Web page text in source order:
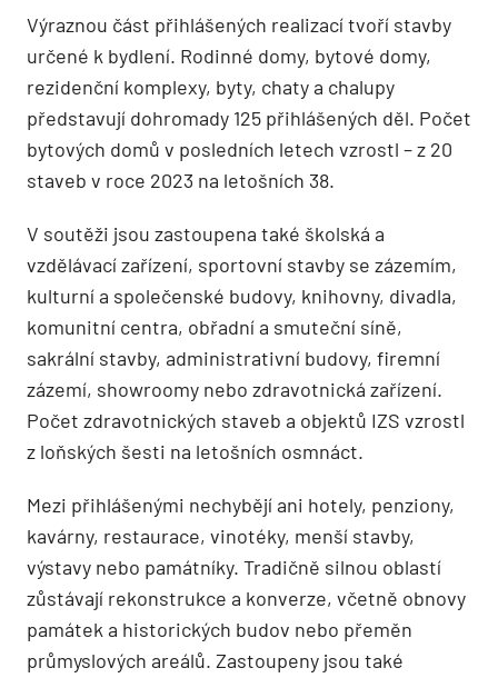
Výraznou část přihlášených realizací tvoří stavby
určené k bydlení. Rodinné domy, bytové domy,
rezidenční komplexy, byty, chaty a chalupy
představují dohromady 125 přihlášených děl. Počet
bytových domů v posledních letech vzrostl – z 20
staveb v roce 2023 na letošních 38.
V soutěži jsou zastoupena také školská a
vzdělávací zařízení, sportovní stavby se zázemím,
kulturní a společenské budovy, knihovny, divadla,
komunitní centra, obřadní a smuteční síně,
sakrální stavby, administrativní budovy, firemní
zázemí, showroomy nebo zdravotnická zařízení.
Počet zdravotnických staveb a objektů IZS vzrostl
z loňských šesti na letošních osmnáct.
Mezi přihlášenými nechybějí ani hotely, penziony,
kavárny, restaurace, vinotéky, menší stavby,
výstavy nebo památníky. Tradičně silnou oblastí
zůstávají rekonstrukce a konverze, včetně obnovy
památek a historických budov nebo přeměn
průmyslových areálů. Zastoupeny jsou také